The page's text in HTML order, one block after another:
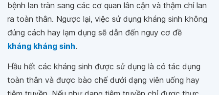
bệnh lan tràn sang các cơ quan lân cận và thậm chí lan
ra toàn thân. Ngược lại, việc sử dụng kháng sinh không
đúng cách hay lạm dụng sẽ dẫn đến nguy cơ đề
kháng kháng sinh.
Hầu hết các kháng sinh được sử dụng là có tác dụng
toàn thân và được bào chế dưới dạng viên uống hay